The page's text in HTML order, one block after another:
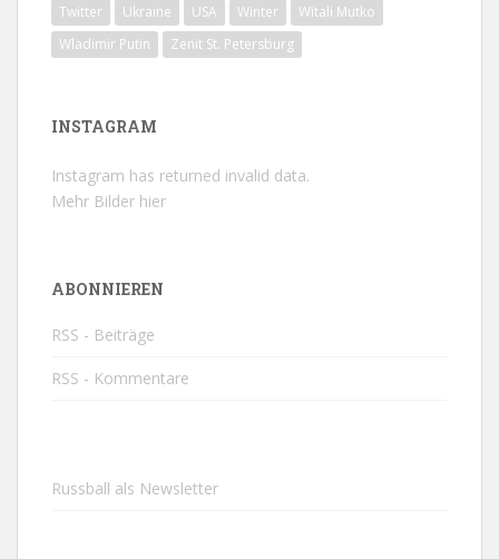
Twitter
Ukraine USA Winter
Witali Mutko
Wladimir Putin
Zenit St. Petersburg
INSTAGRAM
Instagram has returned invalid data.
Mehr Bilder hier
ABONNIEREN
RSS - Beiträge
RSS - Kommentare
Russball als Newsletter